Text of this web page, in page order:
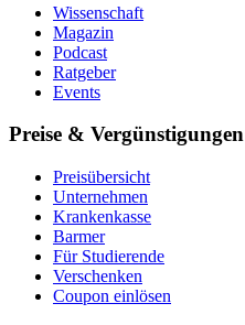
Wissenschaft
Magazin
Podcast
Ratgeber
Events
Preise & Vergünstigungen
Preisübersicht
Unternehmen
Krankenkasse
Barmer
Für Studierende
Ver­schen­ken
Coupon einlösen